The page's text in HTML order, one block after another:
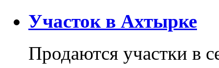
Участок в Ахтырке
Продаются участки в